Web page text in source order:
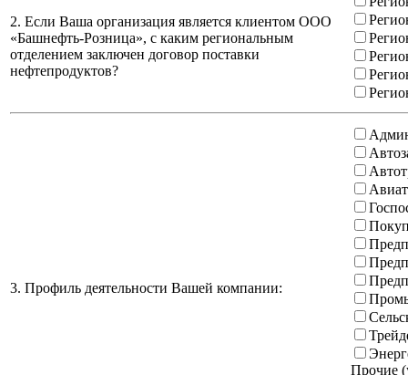
2. Если Ваша организация является клиентом ООО
«Башнефть-Розница», с каким региональным
отделением заключен договор поставки
нефтепродуктов?
3. Профиль деятельности Вашей компании:
Прочие